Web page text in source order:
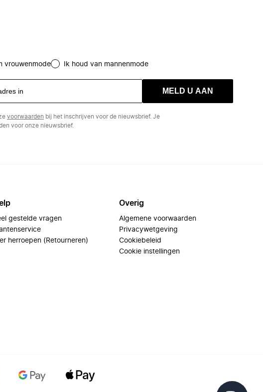
vrouwenmode Ik houd van mannenmode
MELD U AAN
voorwaarden bij het inschrijven voor de nieuwsbrief. Je
voor onze nieuwsbrief.
gestelde vragen
herroepen (Retourneren)
Overig
Algemene voorwaarden
Privacywetgeving
Cookiebeleid
Cookie instellingen